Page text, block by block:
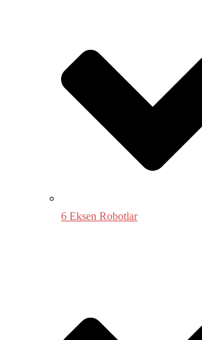
6 Eksen Robotlar